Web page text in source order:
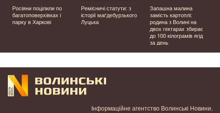
Росіяни поцілили по
багатоповерхівках і
парку в Харкові
Ремісничі статути: з
історії маґдебурзького
Луцька
Запашна малина
замість картоплі:
родина з Волині на
двох гектарах збирає
до 100 кілограмів ягід
за день
Інформаційне агентство Волинські Новини.